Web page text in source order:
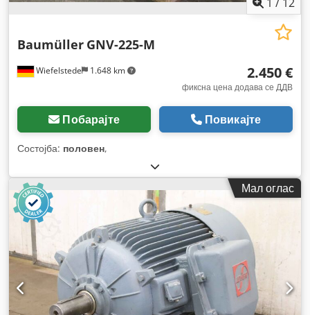
Wiefelstede 1.648 km
Baumüller GNV-225-M
2.450 €
фиксна цена додава се ДДВ
Побарајте Повикајте
Состојба: половен,
Мал оглас